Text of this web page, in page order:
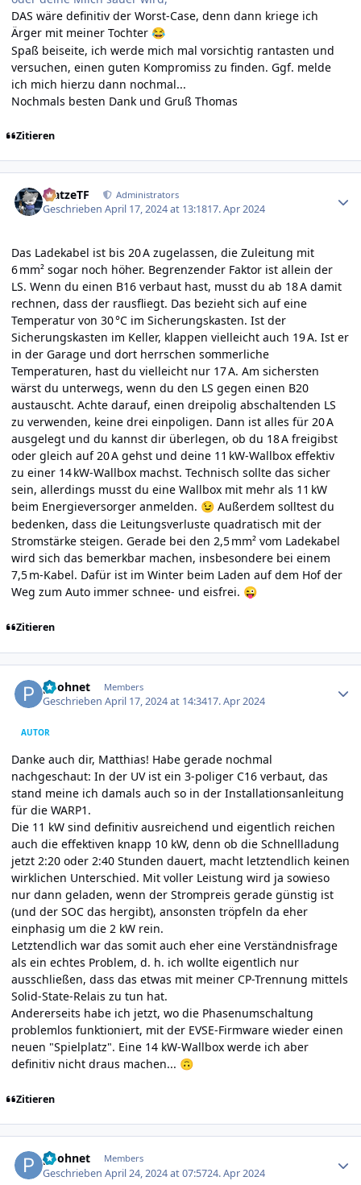
DAS wäre definitiv der Worst-Case, denn dann kriege ich
Ärger mit meiner Tochter 😂
Spaß beiseite, ich werde mich mal vorsichtig rantasten und
versuchen, einen guten Kompromiss zu finden. Ggf. melde
ich mich hierzu dann nochmal...
Nochmals besten Dank und Gruß Thomas
Zitieren
MatzeTF Administrators
GeschriebenApril 17, 2024 at 13:1817. Apr 2024
Das Ladekabel ist bis 20 A zugelassen, die Zuleitung mit
6 mm² sogar noch höher. Begrenzender Faktor ist allein der
LS. Wenn du einen B16 verbaut hast, musst du ab 18 A damit
rechnen, dass der rausfliegt. Das bezieht sich auf eine
Temperatur von 30 °C im Sicherungskasten. Ist der
Sicherungskasten im Keller, klappen vielleicht auch 19 A. Ist er
in der Garage und dort herrschen sommerliche
Temperaturen, hast du vielleicht nur 17 A. Am sichersten
wärst du unterwegs, wenn du den LS gegen einen B20
austauscht. Achte darauf, einen dreipolig abschaltenden LS
zu verwenden, keine drei einpoligen. Dann ist alles für 20 A
ausgelegt und du kannst dir überlegen, ob du 18 A freigibst
oder gleich auf 20 A gehst und deine 11 kW-Wallbox effektiv
zu einer 14 kW-Wallbox machst. Technisch sollte das sicher
sein, allerdings musst du eine Wallbox mit mehr als 11 kW
beim Energieversorger anmelden. 😉 Außerdem solltest du
bedenken, dass die Leitungsverluste quadratisch mit der
Stromstärke steigen. Gerade bei den 2,5 mm² vom Ladekabel
wird sich das bemerkbar machen, insbesondere bei einem
7,5 m-Kabel. Dafür ist im Winter beim Laden auf dem Hof der
Weg zum Auto immer schnee- und eisfrei. 😜
Zitieren
poohnet Members
GeschriebenApril 17, 2024 at 14:3417. Apr 2024
AUTOR
Danke auch dir, Matthias! Habe gerade nochmal
nachgeschaut: In der UV ist ein 3-poliger C16 verbaut, das
stand meine ich damals auch so in der Installationsanleitung
für die WARP1.
Die 11 kW sind definitiv ausreichend und eigentlich reichen
auch die effektiven knapp 10 kW, denn ob die Schnellladung
jetzt 2:20 oder 2:40 Stunden dauert, macht letztendlich keinen
wirklichen Unterschied. Mit voller Leistung wird ja sowieso
nur dann geladen, wenn der Strompreis gerade günstig ist
(und der SOC das hergibt), ansonsten tröpfeln da eher
einphasig um die 2 kW rein.
Letztendlich war das somit auch eher eine Verständnisfrage
als ein echtes Problem, d. h. ich wollte eigentlich nur
ausschließen, dass das etwas mit meiner CP-Trennung mittels
Solid-State-Relais zu tun hat.
Andererseits habe ich jetzt, wo die Phasenumschaltung
problemlos funktioniert, mit der EVSE-Firmware wieder einen
neuen "Spielplatz". Eine 14 kW-Wallbox werde ich aber
definitiv nicht draus machen... 🙃
Zitieren
poohnet Members
GeschriebenApril 24, 2024 at 07:5724. Apr 2024